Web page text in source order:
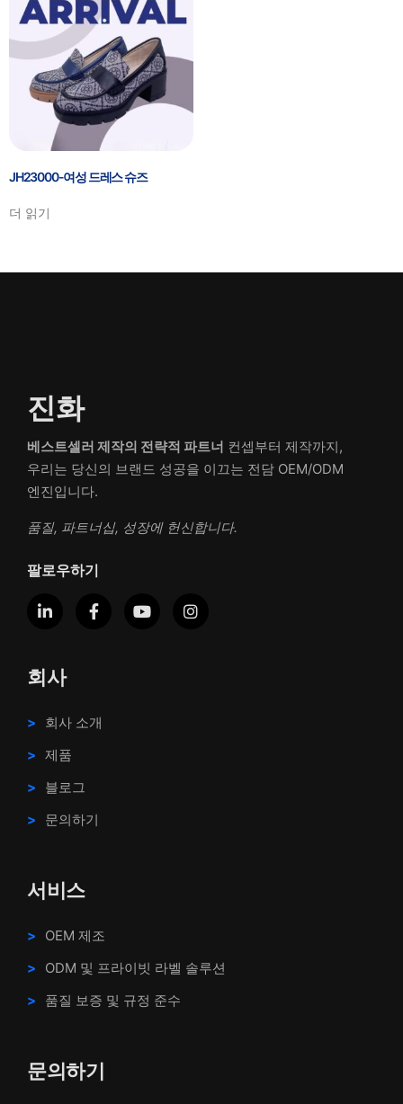
JH23000-여성 드레스 슈즈
더 읽기
진화
베스트셀러 제작의 전략적 파트너 컨셉부터 제작까지,
우리는 당신의 브랜드 성공을 이끄는 전담 OEM/ODM
엔진입니다.
품질, 파트너십, 성장에 헌신합니다.
팔로우하기
회사
회사 소개
제품
블로그
문의하기
서비스
OEM 제조
ODM 및 프라이빗 라벨 솔루션
품질 보증 및 규정 준수
문의하기